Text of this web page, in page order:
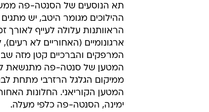
תא הנוסעים של הסנטה-פה
ההילוכים מגומר היטב, יש
הראוותנות עלולה לעייף לאורך
ארגונומיים (האחוריים לא
המרפקים והברכיים קטן מזה
ממיקום הגלגל הרזרבי מתחת
המטען הקוריאני. החלונות
ימינה, הסנטה-פה כלפי מעלה.